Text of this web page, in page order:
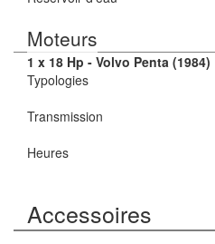
Moteurs
1 x 18 Hp - Volvo Penta (1984)
Typologies
Transmission
Heures
Accessoires